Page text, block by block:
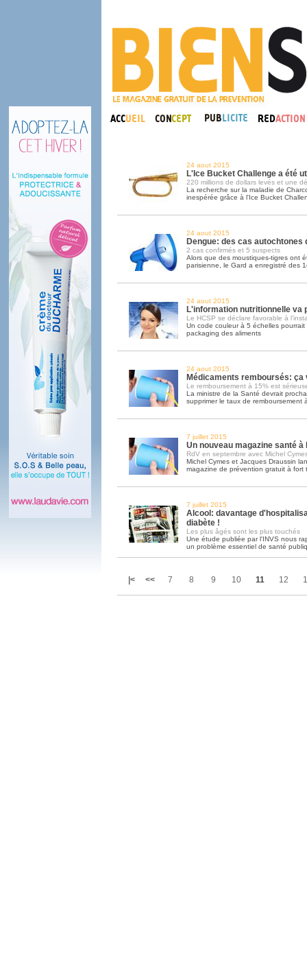
24 aout 2015
L'Ice Bucket Challenge a été
220 millions de dollars levés et une
La recherche sur la maladie de
inespérée grâce à l'Ice Bucket
24 aout 2015
Dengue: des cas autochtones
2 cas confirmés et 5 suspects
Alors que des moustiques-tigres ont
parisienne, le Gard a enregistré des
24 aout 2015
L'information nutritionnelle va
Le HCSP se déclare favorable à
Un code couleur à 5 échelles
packaging des aliments
24 aout 2015
Médicaments remboursés: ça
Le remboursement à 15% est
La ministre de la Santé devrait
supprimer le taux de remboursement
7 juillet 2015
Un nouveau magazine santé à
RdV en septembre avec Michel
Michel Cymes et Jacques Draussin
magazine de prévention gratuit à fort
7 juillet 2015
Alcool: davantage
diabète !
Les plus âgés sont les plus touchés
Une étude publiée par l'INVS nous
un problème essentiel de santé
|< << 7 8 9 10 11 12